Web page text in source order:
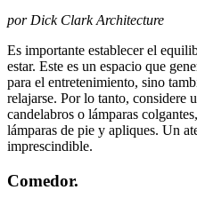
por Dick Clark Architecture
Es importante establecer el
estar. Este es un espacio que
para el entretenimiento, sino
relajarse. Por lo tanto, considere
candelabros o lámparas
lámparas de pie y apliques. Un
imprescindible.
Comedor.